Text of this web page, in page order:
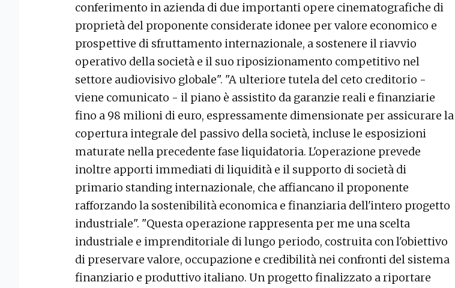
conferimento in azienda di due importanti opere cinematografiche di
proprietà del proponente considerate idonee per valore economico e
prospettive di sfruttamento internazionale, a sostenere il riavvio
operativo della società e il suo riposizionamento competitivo nel
settore audiovisivo globale". "A ulteriore tutela del ceto creditorio -
viene comunicato - il piano è assistito da garanzie reali e finanziarie
fino a 98 milioni di euro, espressamente dimensionate per assicurare la
copertura integrale del passivo della società, incluse le esposizioni
maturate nella precedente fase liquidatoria. L'operazione prevede
inoltre apporti immediati di liquidità e il supporto di società di
primario standing internazionale, che affiancano il proponente
rafforzando la sostenibilità economica e finanziaria dell'intero progetto
industriale". "Questa operazione rappresenta per me una scelta
industriale e imprenditoriale di lungo periodo, costruita con l'obiettivo
di preservare valore, occupazione e credibilità nei confronti del sistema
finanziario e produttivo italiano. Un progetto finalizzato a riportare